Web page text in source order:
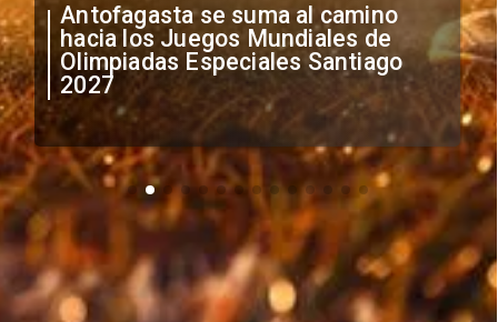
"Falta de profesionalismo": Sifup
anuncia medidas por situación
irregular de futbolistas
extranjeros